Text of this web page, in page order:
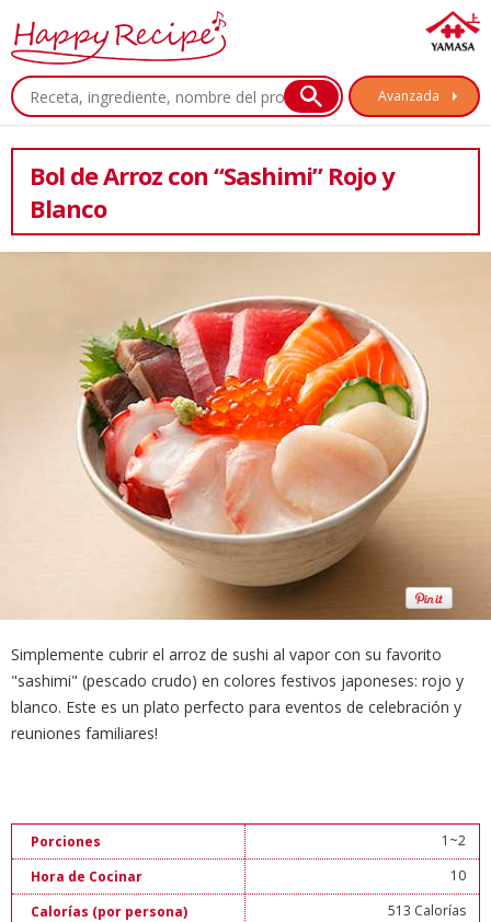
Avanzada
Bol de Arroz con “Sashimi” Rojo y
Blanco
Simplemente cubrir el arroz de sushi al vapor con su favorito
"sashimi" (pescado crudo) en colores festivos japoneses: rojo y
blanco. Este es un plato perfecto para eventos de celebración y
reuniones familiares!
Porciones
1~2
Hora de Cocinar
10
Calorías (por persona)
513 Calorías